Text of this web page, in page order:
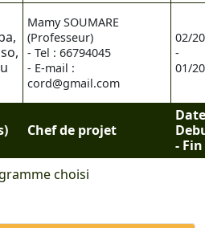
choisi
Chef de projet
Date
- Fin
Mamy SOUMARE
(Professeur)
- Tel : 66794045
- E-mail :
cord@gmail.com
02/
-
01/